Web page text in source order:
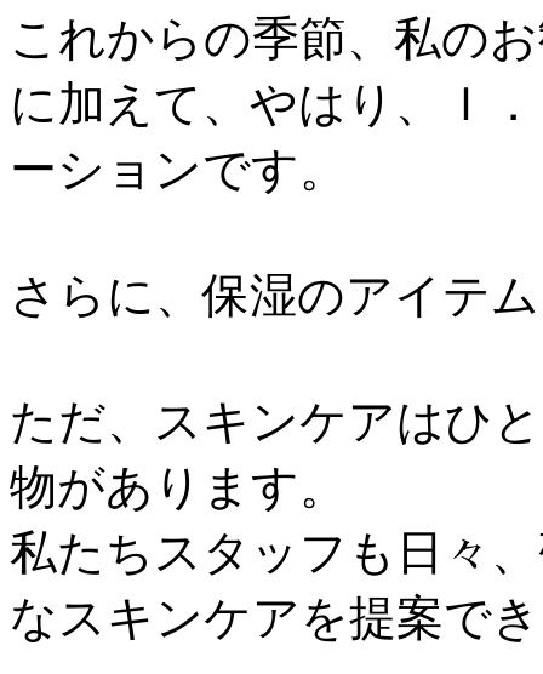
これからの季節、私の
に加えて、やはり、Ｉ
ーションです。
さらに、保湿のアイテ
ただ、スキンケアはひ
物があります。
私たちスタッフも日々
なスキンケアを提案で